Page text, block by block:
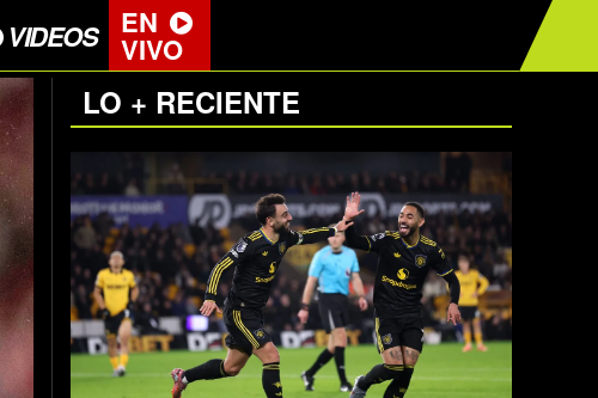
VIDEOS EN
VIVO
LO + RECIENTE